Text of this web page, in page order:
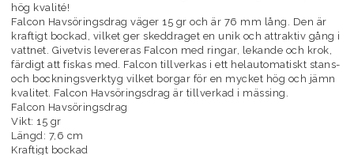
hög kvalité!
Falcon Havsöringsdrag väger 15 gr och är 76 mm lång. Den är
kraftigt bockad, vilket ger skeddraget en unik och attraktiv gång i
vattnet. Givetvis levereras Falcon med ringar, lekande och krok,
färdigt att fiskas med. Falcon tillverkas i ett helautomatiskt stans-
och bockningsverktyg vilket borgar för en mycket hög och jämn
kvalitet. Falcon Havsöringsdrag är tillverkad i mässing.
Falcon Havsöringsdrag
Vikt: 15 gr
Längd: 7,6 cm
Kraftigt bockad